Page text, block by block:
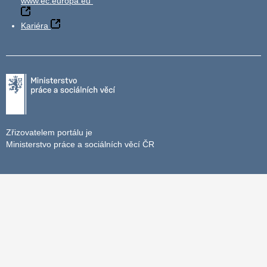
Kariéra
Zřizovatelem portálu je
Ministerstvo práce a sociálních věcí ČR